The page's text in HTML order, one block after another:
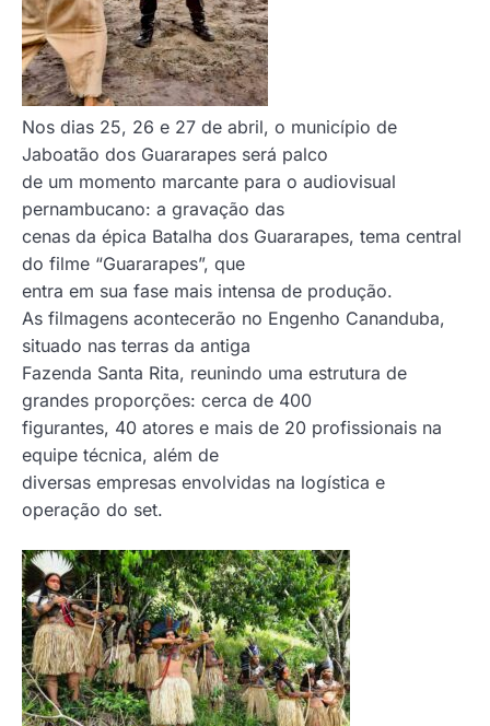
Nos dias 25, 26 e 27 de abril, o município de
Jaboatão dos Guararapes será palco
de um momento marcante para o audiovisual
pernambucano: a gravação das
cenas da épica Batalha dos Guararapes, tema central
do filme “Guararapes”, que
entra em sua fase mais intensa de produção.
As filmagens acontecerão no Engenho Cananduba,
situado nas terras da antiga
Fazenda Santa Rita, reunindo uma estrutura de
grandes proporções: cerca de 400
figurantes, 40 atores e mais de 20 profissionais na
equipe técnica, além de
diversas empresas envolvidas na logística e
operação do set.